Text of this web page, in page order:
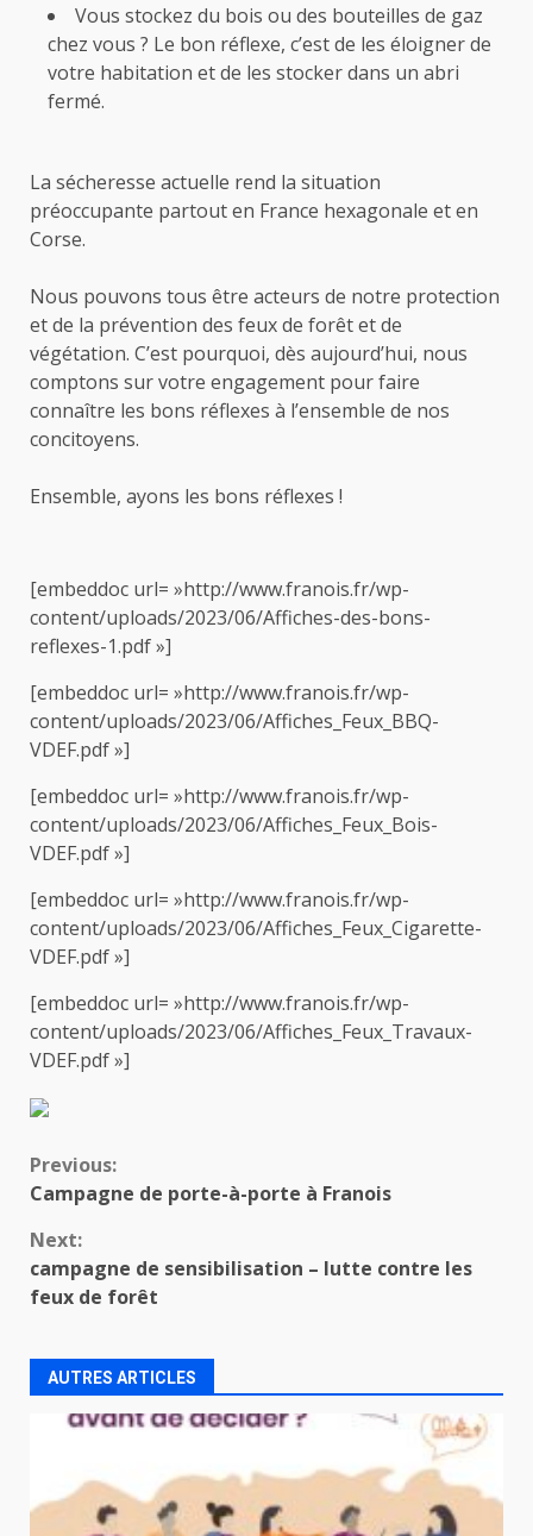
Vous stockez du bois ou des bouteilles de gaz
chez vous ? Le bon réflexe, c’est de les éloigner de
votre habitation et de les stocker dans un abri
fermé.
La sécheresse actuelle rend la situation
préoccupante partout en France hexagonale et en
Corse.
Nous pouvons tous être acteurs de notre protection
et de la prévention des feux de forêt et de
végétation. C’est pourquoi, dès aujourd’hui, nous
comptons sur votre engagement pour faire
connaître les bons réflexes à l’ensemble de nos
concitoyens.
Ensemble, ayons les bons réflexes !
[embeddoc url= »http://www.franois.fr/wp-
content/uploads/2023/06/Affiches-des-bons-
reflexes-1.pdf »]
[embeddoc url= »http://www.franois.fr/wp-
content/uploads/2023/06/Affiches_Feux_BBQ-
VDEF.pdf »]
[embeddoc url= »http://www.franois.fr/wp-
content/uploads/2023/06/Affiches_Feux_Bois-
VDEF.pdf »]
[embeddoc url= »http://www.franois.fr/wp-
content/uploads/2023/06/Affiches_Feux_Cigarette-
VDEF.pdf »]
[embeddoc url= »http://www.franois.fr/wp-
content/uploads/2023/06/Affiches_Feux_Travaux-
VDEF.pdf »]
Continue
Reading
Previous:
Campagne de porte-à-porte à Franois
Next:
campagne de sensibilisation – lutte contre les
feux de forêt
AUTRES ARTICLES